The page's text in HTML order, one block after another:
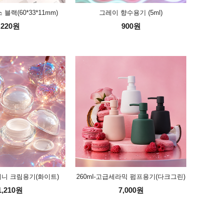
블랙(60*33*11mm)
220원
그레이 향수용기 (5ml)
900원
크림용기(화이트)
원
260ml-고급세라믹 펌프용기(다크그린)
7,000원